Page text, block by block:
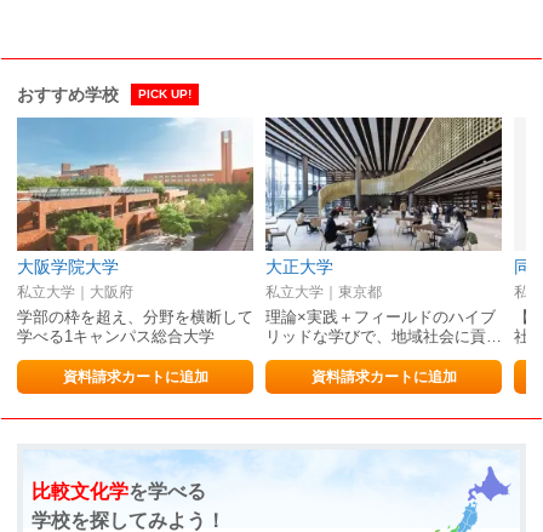
おすすめ学校 PICK UP!
大阪学院大学
私立大学｜大阪府
学部の枠を超え、分野を横断して
学べる1キャンパス総合大学
資料請求カートに追加
大正大学
私立大学｜東京都
理論×実践＋フィールドのハイブ
リッドな学びで、地域社会に貢…
資料請求カートに追加
同
私
【
社
比較文化学を学べる
学校を探してみよう！